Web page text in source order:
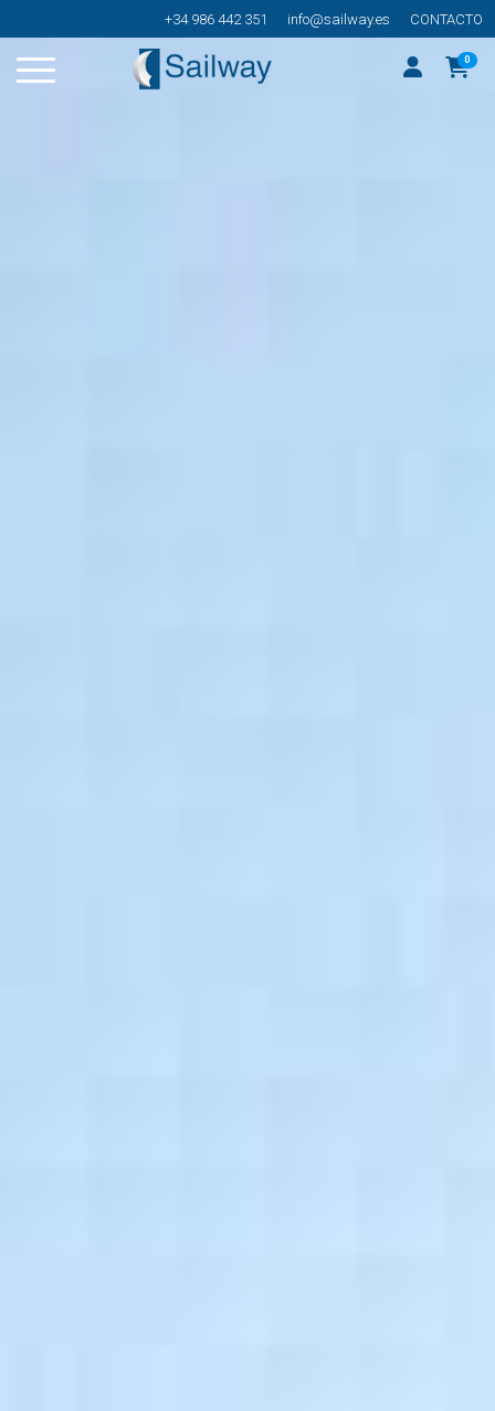
+34 986 442 351 info@sailway.es CONTACTO
0